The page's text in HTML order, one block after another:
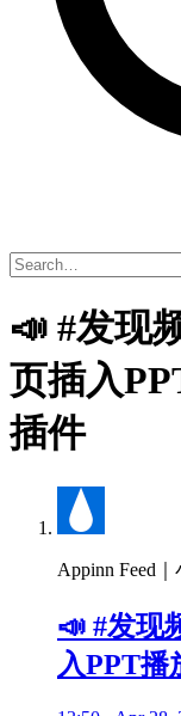
📣 #发现
页插入
插件
Appinn Feed
📣 #发现
入PPT播